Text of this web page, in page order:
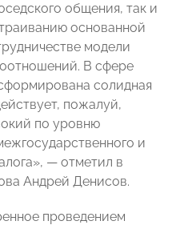
общения, так и
основанной
модели
В сфере
солидная
пожалуй,
по уровню
и
— отметил в
Андрей Денисов.
проведением